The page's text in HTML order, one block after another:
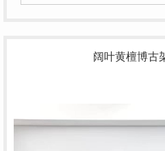
阔叶黄檀博古